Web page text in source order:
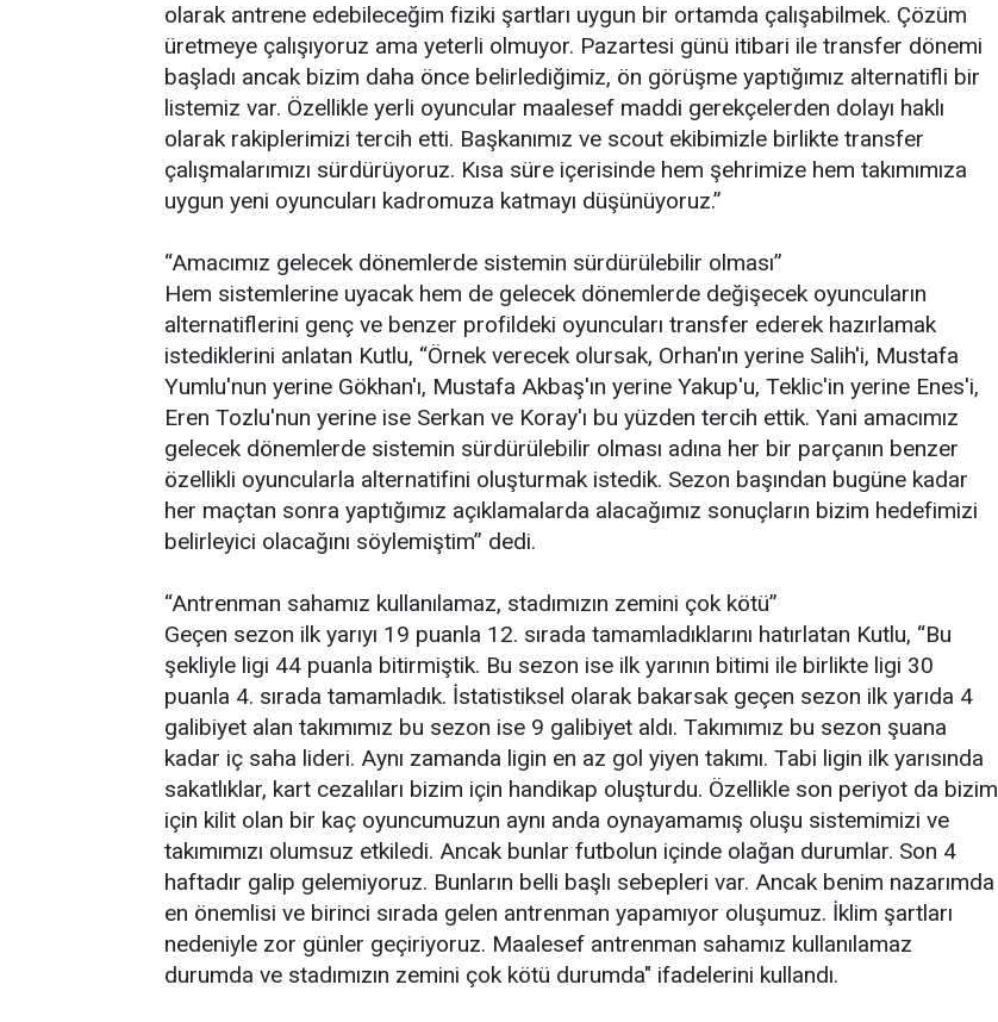
olarak antrene edebileceğim fiziki şartları uygun bir ortamda çalışabilmek. Çözüm
üretmeye çalışıyoruz ama yeterli olmuyor. Pazartesi günü itibari ile transfer dönemi
başladı ancak bizim daha önce belirlediğimiz, ön görüşme yaptığımız alternatifli bir
listemiz var. Özellikle yerli oyuncular maalesef maddi gerekçelerden dolayı haklı
olarak rakiplerimizi tercih etti. Başkanımız ve scout ekibimizle birlikte transfer
çalışmalarımızı sürdürüyoruz. Kısa süre içerisinde hem şehrimize hem takımımıza
uygun yeni oyuncuları kadromuza katmayı düşünüyoruz.”
“Amacımız gelecek dönemlerde sistemin sürdürülebilir olması”
Hem sistemlerine uyacak hem de gelecek dönemlerde değişecek oyuncuların
alternatiflerini genç ve benzer profildeki oyuncuları transfer ederek hazırlamak
istediklerini anlatan Kutlu, “Örnek verecek olursak, Orhan'ın yerine Salih'i, Mustafa
Yumlu'nun yerine Gökhan'ı, Mustafa Akbaş'ın yerine Yakup'u, Teklic'in yerine Enes'i,
Eren Tozlu'nun yerine ise Serkan ve Koray'ı bu yüzden tercih ettik. Yani amacımız
gelecek dönemlerde sistemin sürdürülebilir olması adına her bir parçanın benzer
özellikli oyuncularla alternatifini oluşturmak istedik. Sezon başından bugüne kadar
her maçtan sonra yaptığımız açıklamalarda alacağımız sonuçların bizim hedefimizi
belirleyici olacağını söylemiştim” dedi.
“Antrenman sahamız kullanılamaz, stadımızın zemini çok kötü”
Geçen sezon ilk yarıyı 19 puanla 12. sırada tamamladıklarını hatırlatan Kutlu, “Bu
şekliyle ligi 44 puanla bitirmiştik. Bu sezon ise ilk yarının bitimi ile birlikte ligi 30
puanla 4. sırada tamamladık. İstatistiksel olarak bakarsak geçen sezon ilk yarıda 4
galibiyet alan takımımız bu sezon ise 9 galibiyet aldı. Takımımız bu sezon şuana
kadar iç saha lideri. Aynı zamanda ligin en az gol yiyen takımı. Tabi ligin ilk yarısında
sakatlıklar, kart cezalıları bizim için handikap oluşturdu. Özellikle son periyot da bizim
için kilit olan bir kaç oyuncumuzun aynı anda oynayamamış oluşu sistemimizi ve
takımımızı olumsuz etkiledi. Ancak bunlar futbolun içinde olağan durumlar. Son 4
haftadır galip gelemiyoruz. Bunların belli başlı sebepleri var. Ancak benim nazarımda
en önemlisi ve birinci sırada gelen antrenman yapamıyor oluşumuz. İklim şartları
nedeniyle zor günler geçiriyoruz. Maalesef antrenman sahamız kullanılamaz
durumda ve stadımızın zemini çok kötü durumda" ifadelerini kullandı.